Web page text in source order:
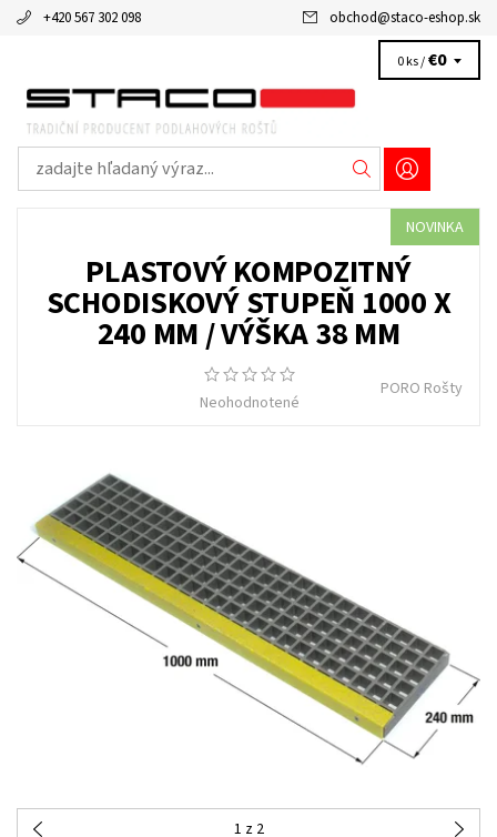
+420 567 302 098 obchod@staco-eshop.sk
0 ks /€0
NOVINKA
PLASTOVÝ KOMPOZITNÝ
SCHODISKOVÝ STUPEŇ 1000 X
240 MM / VÝŠKA 38 MM
Neohodnotené
PORO Rošty
1 z 2